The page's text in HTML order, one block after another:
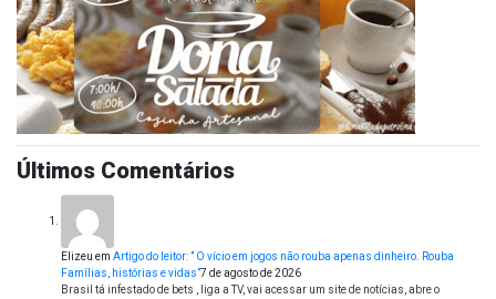
Últimos Comentários
Elizeu em Artigo do leitor: ” O vício em jogos não rouba apenas dinheiro. Rouba
Famílias, histórias e vidas”7 de agosto de 2026
Brasil tá infestado de bets , liga a TV, vai acessar um site de notícias, abre o